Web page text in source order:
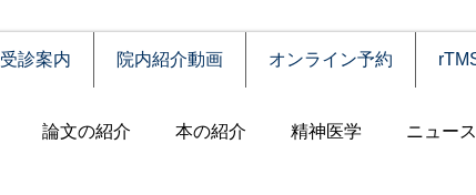
受診案内 院内紹介動画 オンライン予約
論文の紹介 本の紹介 精神医学 ニュース